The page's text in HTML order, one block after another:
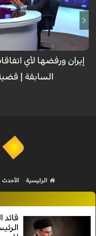
إيران ورفضها لأي
السابقة | قضية
قائد
الرئيسية الأحدث